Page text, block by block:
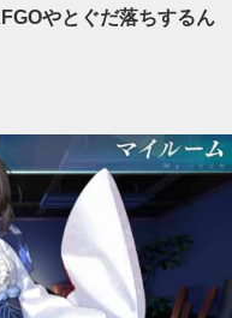
やとぐだ落ちするん